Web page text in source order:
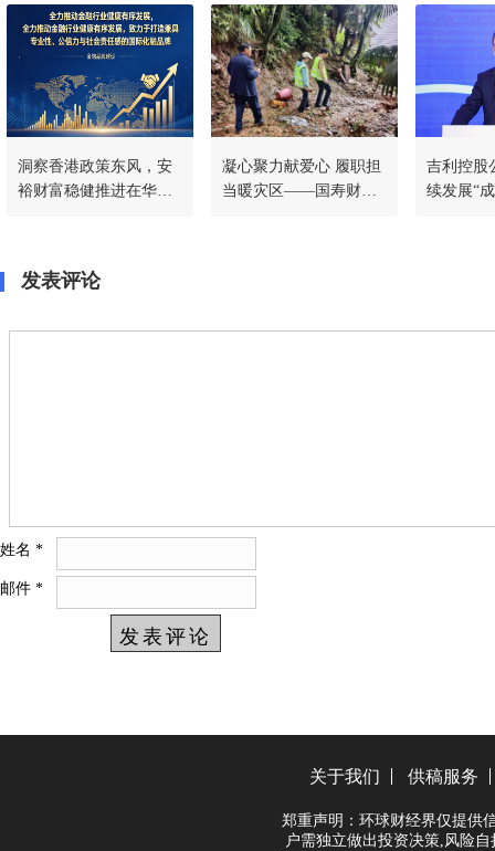
洞察香港政策东风，安
裕财富稳健推进在华战
凝心聚力献爱心 履职担
当暖灾区——国寿财险
吉利控股
续发展“
发表评论
姓名 *
邮件 *
关于我们 供稿服务
郑重声明：环球财经界仅提供
户需独立做出投资决策,风险